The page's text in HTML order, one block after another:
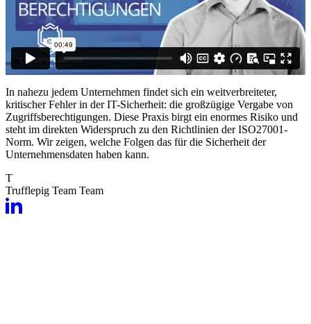
In nahezu jedem Unternehmen findet sich ein weitverbreiteter,
kritischer Fehler in der IT-Sicherheit: die großzügige Vergabe von
Zugriffsberechtigungen. Diese Praxis birgt ein enormes Risiko und
steht im direkten Widerspruch zu den Richtlinien der ISO27001-
Norm. Wir zeigen, welche Folgen das für die Sicherheit der
Unternehmensdaten haben kann.
T
Trufflepig Team Team